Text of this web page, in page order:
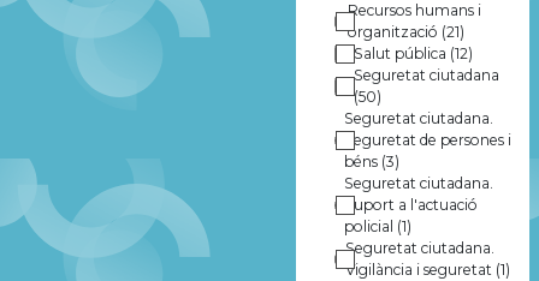
Recursos humans i
organització (21)
Salut pública (12)
Seguretat ciutadana
(50)
Seguretat ciutadana.
Seguretat de persones i
béns (3)
Seguretat ciutadana.
Suport a l'actuació
policial (1)
Seguretat ciutadana.
Vigilància i seguretat (1)